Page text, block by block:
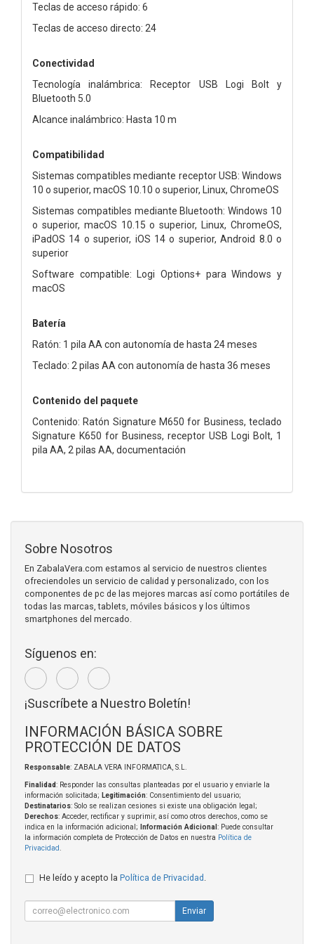
Teclas de acceso rápido: 6
Teclas de acceso directo: 24
Conectividad
Tecnología inalámbrica: Receptor USB Logi Bolt y
Bluetooth 5.0
Alcance inalámbrico: Hasta 10 m
Compatibilidad
Sistemas compatibles mediante receptor USB: Windows
10 o superior, macOS 10.10 o superior, Linux, ChromeOS
Sistemas compatibles mediante Bluetooth: Windows 10
o superior, macOS 10.15 o superior, Linux, ChromeOS,
iPadOS 14 o superior, iOS 14 o superior, Android 8.0 o
superior
Software compatible: Logi Options+ para Windows y
macOS
Batería
Ratón: 1 pila AA con autonomía de hasta 24 meses
Teclado: 2 pilas AA con autonomía de hasta 36 meses
Contenido del paquete
Contenido: Ratón Signature M650 for Business, teclado
Signature K650 for Business, receptor USB Logi Bolt, 1
pila AA, 2 pilas AA, documentación
Sobre Nosotros
En ZabalaVera.com estamos al servicio de nuestros clientes
ofreciendoles un servicio de calidad y personalizado, con los
componentes de pc de las mejores marcas así como portátiles de
todas las marcas, tablets, móviles básicos y los últimos
smartphones del mercado.
Síguenos en:
¡Suscríbete a Nuestro Boletín!
INFORMACIÓN BÁSICA SOBRE
PROTECCIÓN DE DATOS
Responsable: ZABALA VERA INFORMATICA, S.L.
Finalidad: Responder las consultas planteadas por el usuario y enviarle la
información solicitada; Legitimación: Consentimiento del usuario;
Destinatarios: Solo se realizan cesiones si existe una obligación legal;
Derechos: Acceder, rectificar y suprimir, así como otros derechos, como se
indica en la información adicional;
Información Adicional : Puede consultar
la información completa de Protección de Datos en nuestra Política de
Privacidad
He leído y acepto la Política de Privacidad
Enviar